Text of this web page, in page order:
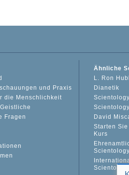
und Praxis
die Menschlichkeit
Fragen
Ähnliche
L. Ron
Dianetik
David
Starten
Kurs
Scientology